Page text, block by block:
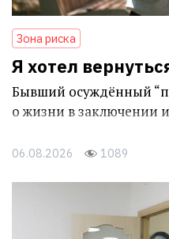
Зона риска
Я хотел
Бывший осуждённый
о жизни в заключении
06.08.2026 1089